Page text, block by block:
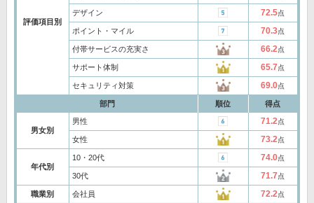
評価項目別
デザイン 72.5点
ポイント・マイル 70.3点
付帯サービスの充実さ 66.2点
サポート体制 65.7点
セキュリティ対策 69.0点
部門 順位 得点
男女別
男性 71.2点
女性 73.2点
年代別
10・20代 74.0点
30代 71.7点
職業別 会社員 72.2点